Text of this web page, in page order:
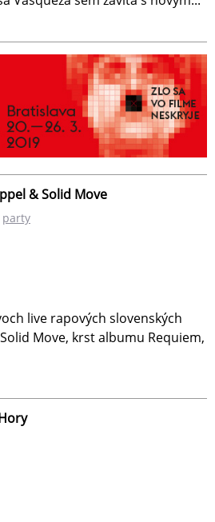
& Solid Move
party
live rapových slovenských
Move, krst albumu Requiem,